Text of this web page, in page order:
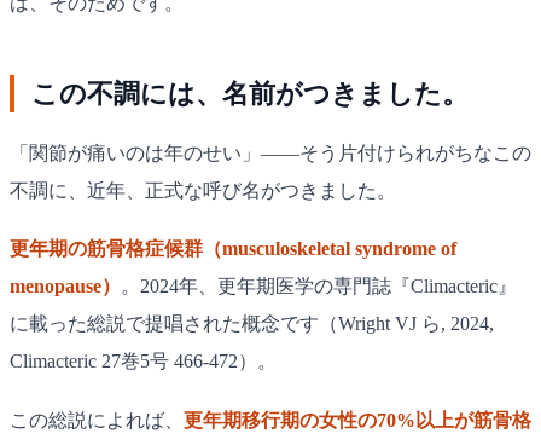
この不調には、名前がつきました。
「関節が痛いのは年のせい」——そう片付けられがちなこの
不調に、近年、正式な呼び名がつきました。
更年期の筋骨格症候群（musculoskeletal syndrome of
menopause）
。2024年、更年期医学の専門誌『Climacteric』
に載った総説で提唱された概念です（Wright VJ ら, 2024,
Climacteric 27巻5号 466-472）。
この総説によれば、 更年期移行期の女性の70%以上が筋骨格